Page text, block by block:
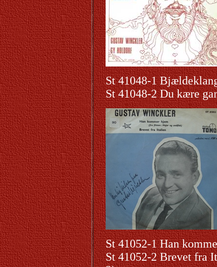
St 41048-1
St 41048-2 Du kære
St 41052-1 Han
St 41052-2 Brevet fra